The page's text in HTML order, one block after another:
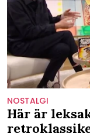
NOSTALGI
Här är